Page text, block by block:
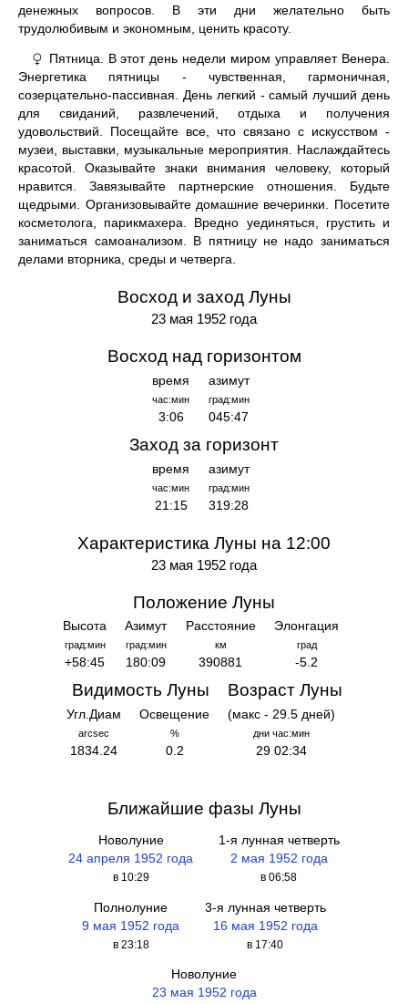
денежных вопросов. В эти дни желательно быть
трудолюбивым и экономным, ценить красоту.
♀
Пятница. В этот день недели миром управляет Венера.
Энергетика пятницы - чувственная, гармоничная,
созерцательно-пассивная. День легкий - самый лучший день
для свиданий, развлечений, отдыха и получения
удовольствий. Посещайте все, что связано с искусством -
музеи, выставки, музыкальные мероприятия. Наслаждайтесь
красотой. Оказывайте знаки внимания человеку, который
нравится. Завязывайте партнерские отношения. Будьте
щедрыми. Организовывайте домашние вечеринки. Посетите
косметолога, парикмахера. Вредно уединяться, грустить и
заниматься самоанализом. В пятницу не надо заниматься
делами вторника, среды и четверга.
Восход и заход Луны
23 мая 1952 года
Восход над горизонтом
время
час:мин
3:06
азимут
град:мин
045:47
Заход за горизонт
время
час:мин
21:15
азимут
град:мин
319:28
Характеристика Луны на 12:00
23 мая 1952 года
Положение Луны
Высота
град:мин
+58:45
Азимут
град:мин
180:09
Расстояние
км
390881
Элонгация
град
-5.2
Видимость Луны
Угл.Диам
arcsec
1834.24
Освещение
%
0.2
Возраст Луны
(макс - 29.5 дней)
дни час:мин
29 02:34
Ближайшие фазы Луны
Новолуние
24 апреля 1952 года
в 10:29
1-я лунная четверть
2 мая 1952 года
в 06:58
Полнолуние
9 мая 1952 года
в 23:18
3-я лунная четверть
16 мая 1952 года
в 17:40
Новолуние
23 мая 1952 года